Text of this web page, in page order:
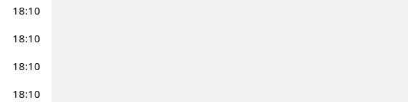
18:10
18:10
18:10
18:10